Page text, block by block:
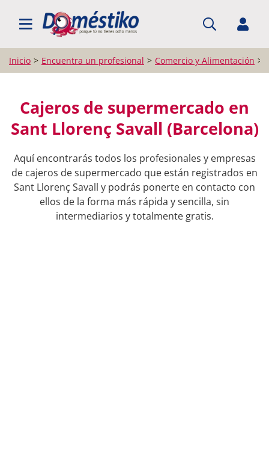
BUSCAR PROFESIONALES
Inicio Encuentra un profesional Comercio y Alimentación
Cajeros de supermercado en
Sant Llorenç Savall (Barcelona)
Aquí encontrarás todos los profesionales y empresas
de cajeros de supermercado que están registrados en
Sant Llorenç Savall y podrás ponerte en contacto con
ellos de la forma más rápida y sencilla, sin
intermediarios y totalmente gratis.